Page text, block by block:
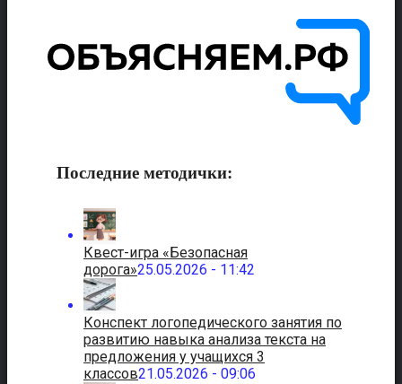
Последние методички:
Квест-игра «Безопасная
дорога»25.05.2026 - 11:42
Конспект логопедического занятия по
развитию навыка анализа текста на
предложения у учащихся 3
классов21.05.2026 - 09:06